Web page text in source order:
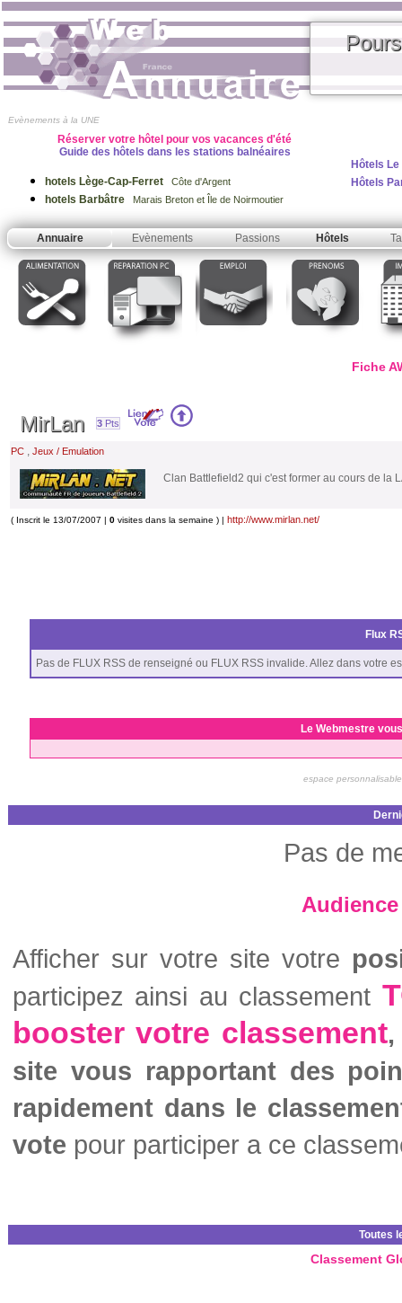
Evènements à la UNE
Réserver votre hôtel pour vos vacances d'été
Guide des hôtels dans les stations balnéaires
hotels Lège-Cap-Ferret Côte d'Argent
hotels Barbâtre Marais Breton et Île de Noirmoutier
Hôtels
Hôtels
Annuaire Evènements Passions Hôtels
Fiche
MirLan 3 Pts
PC , Jeux / Emulation
Clan Battlefield2 qui c'est former au cours de la
( Inscrit le 13/07/2007 | 0 visites dans la semaine ) | http://www.mirlan.net/
Flux
Pas de FLUX RSS de renseigné ou FLUX RSS invalide. Allez dans votre
Le Webmestre
espace
Pas de
Afficher sur votre site votre
participez ainsi au classement
booster votre classement,
site vous rapportant des
rapidement dans le
vote pour participer a ce
Toutes
Classement